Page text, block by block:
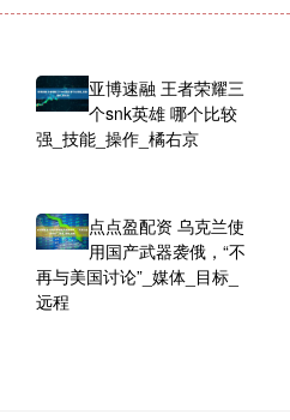
亚博速融 王者荣耀三
个snk英雄 哪个比较
强_技能_操作_橘右京
点点盈配资 乌克兰使
用国产武器袭俄，“不
再与美国讨论”_媒体_目标_
远程